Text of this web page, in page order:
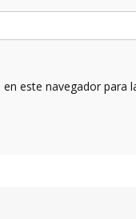
este navegador para